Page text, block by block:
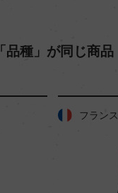
「品種」が同じ商品
フランス